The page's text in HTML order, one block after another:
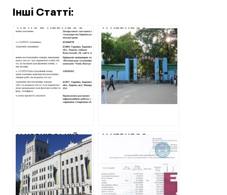
Інші Статті:
КАНАЛ КЕРНЕСА
ОТРИМАЄ ЩЕ
100 ТИСЯЧ
ГРИВЕН НА
РЕКЛАМУ ОСББ
ВІД МЕРІЇ
КЕРНЕСА
У КЕРНЕСА
ГОТУЮТЬСЯ
ВИТРАТИТИ НА
РЕКОНСТРУКЦІЮ
ЗООПАРКУ 220
МІЛЬЙОНІВ
ГРИВЕНЬ
У ХАРКІВСЬКІЙ
МІСЬКРАДІ
ОНОВЛЯТЬ
СЕСІЙНУ ЗАЛУ
ЗА 2,5 МІЛЬЙОНА
ГРИВЕНЬ
У КЕРНЕСА
ВИТРАТИТИ ЩЕ
ПОНАД 40
МІЛЬЙОНІВ НА
РЕГІОНАЛЬНИЙ